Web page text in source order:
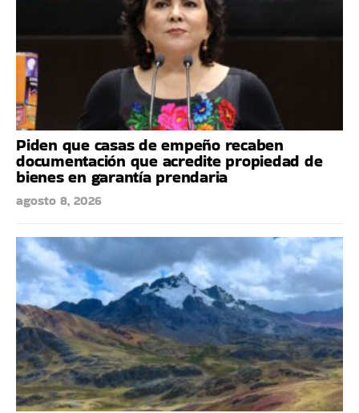
Piden que casas de empeño recaben
documentación que acredite propiedad de
bienes en garantía prendaria
agosto 8, 2026